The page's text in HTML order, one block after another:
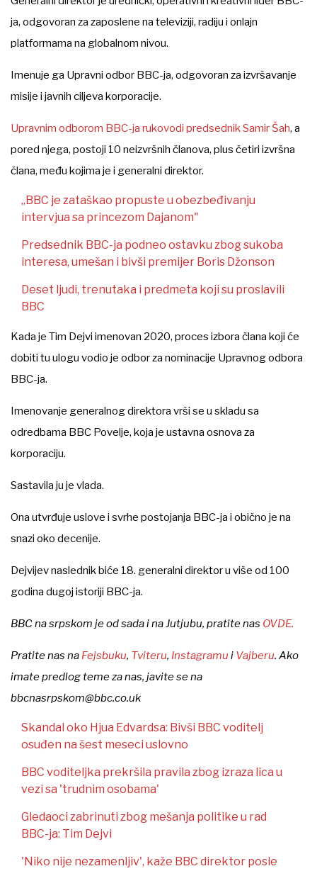
ja, odgovoran za zaposlene na televiziji, radiju i onlajn
platformama na globalnom nivou.
Imenuje ga Upravni odbor BBC-ja, odgovoran za izvršavanje
misije i javnih ciljeva korporacije.
Upravnim odborom BBC-ja rukovodi predsednik Samir Šah, a
pored njega, postoji 10 neizvršnih članova, plus četiri izvršna
člana, među kojima je i generalni direktor.
„BBC je zataškao propuste u obezbeđivanju
intervjua sa princezom Dajanom"
Predsednik BBC-ja podneo ostavku zbog sukoba
interesa, umešan i bivši premijer Boris Džonson
Deset ljudi, trenutaka i predmeta koji su proslavili
BBC
Kada je Tim Dejvi imenovan 2020, proces izbora člana koji će
dobiti tu ulogu vodio je odbor za nominacije Upravnog odbora
BBC-ja.
Imenovanje generalnog direktora vrši se u skladu sa
odredbama BBC Povelje, koja je ustavna osnova za
korporaciju.
Sastavila ju je vlada.
Ona utvrđuje uslove i svrhe postojanja BBC-ja i obično je na
snazi oko decenije.
Dejvijev naslednik biće 18. generalni direktor u više od 100
godina dugoj istoriji BBC-ja.
BBC na srpskom je od sada i na Jutjubu, pratite nas OVDE.
Pratite nas na Fejsbuku, Tviteru, Instagramu i Vajberu. Ako
imate predlog teme za nas, javite se na
bbcnasrpskom@bbc.co.uk
Skandal oko Hjua Edvardsa: Bivši BBC voditelj
osuđen na šest meseci uslovno
BBC voditeljka prekršila pravila zbog izraza lica u
vezi sa 'trudnim osobama'
Gledaoci zabrinuti zbog mešanja politike u rad
BBC-ja: Tim Dejvi
'Niko nije nezamenljiv', kaže BBC direktor posle